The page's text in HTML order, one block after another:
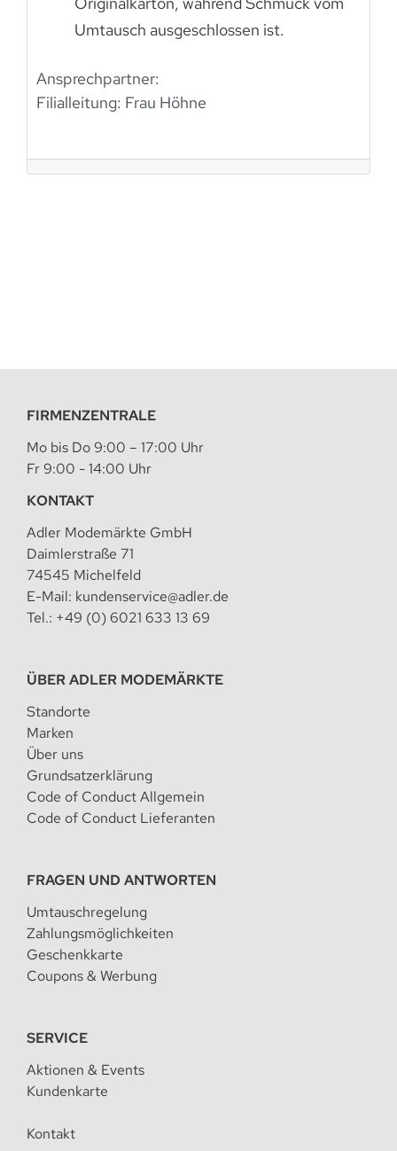
Umtausch ausgeschlossen ist.
Ansprechpartner:
Filialleitung: Frau Höhne
FIRMENZENTRALE
Mo bis Do 9:00 – 17:00 Uhr
Fr 9:00 - 14:00 Uhr
KONTAKT
Adler Modemärkte GmbH
Daimlerstraße 71
74545 Michelfeld
E-Mail: kundenservice@adler.de
Tel.: +49 (0) 6021 633 13 69
ÜBER ADLER MODEMÄRKTE
Standorte
Marken
Über uns
Grundsatzerklärung
Code of Conduct Allgemein
Code of Conduct Lieferanten
FRAGEN UND ANTWORTEN
Umtauschregelung
Zahlungsmöglichkeiten
Geschenkkarte
Coupons & Werbung
SERVICE
Aktionen & Events
Kundenkarte
Kontakt